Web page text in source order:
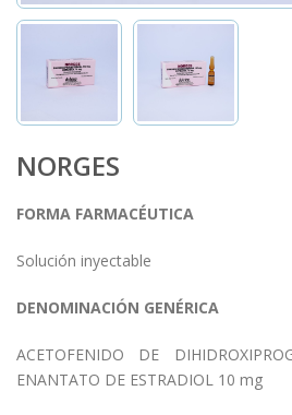
NORGES
FORMA FARMACÉUTICA
Solución inyectable
DENOMINACIÓN GENÉRICA
ACETOFENIDO DE
ENANTATO DE ESTRADIOL 10 mg